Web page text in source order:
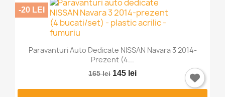
Paravanturi Auto Dedicate NISSAN Navara 3 2014-
Prezent (4...
165 lei 145 lei
-20 LEI
Intra in cont
Trebuie sa fi logat in contul de client pentru a salva
Anuleaza Intra in cont